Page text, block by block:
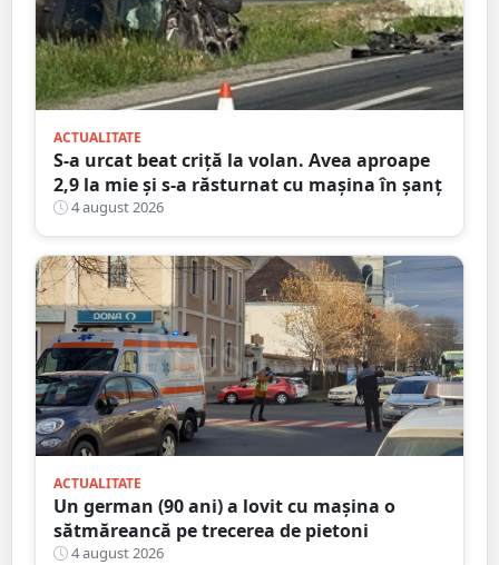
ACTUALITATE
S-a urcat beat criță la volan. Avea aproape
2,9 la mie și s-a răsturnat cu mașina în șanț
4 august 2026
ACTUALITATE
Un german (90 ani) a lovit cu mașina o
sătmăreancă pe trecerea de pietoni
4 august 2026